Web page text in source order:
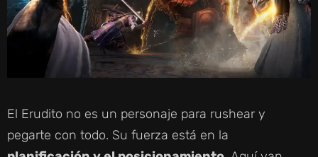
El Erudito no es un personaje para rushear y
pegarte con todo. Su fuerza está en la